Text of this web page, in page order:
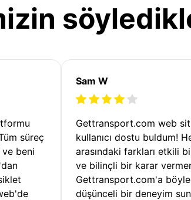
süreç
beni
Sam W
Gettransport.com web
kullanıcı dostu buldum!
arasındaki farkları etkili
ve bilinçli bir karar
Gettransport.com'a
düşünceli bir deneyim